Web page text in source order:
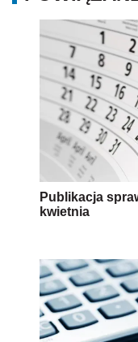
Publikacja
kwietnia